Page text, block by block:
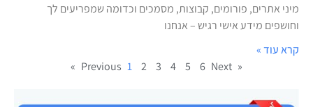
מיני אתרים, פורומים, קבוצות, מסמכים וכדומה שמפריעים לך
וחושפים מידע אישי רגיש – אנחנו
קרא עוד »
« Previous
1 2 3 4 5 6 Next »